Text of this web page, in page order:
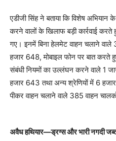
एडीजी सिंह ने बताया कि विशेष अभियान
करने वालों के खिलाफ बड़ी कार्रवाई
गए। इनमें बिना हेलमेट वाहन चलाने वाले
हजार 648, मोबाइल फोन पर बात करते
संबंधी नियमों का उल्लंघन करने वाले 1
हजार 643 तथा अन्य श्रेणियों में 6
पीकर वाहन चलाने वाले 385 वाहन
अवैध हथियार—ड्रग्स और भारी नगदी